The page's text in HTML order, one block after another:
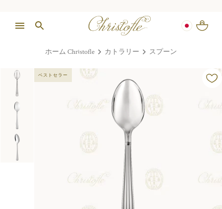
ホーム Christofle カトラリー スプーン
ベストセラー